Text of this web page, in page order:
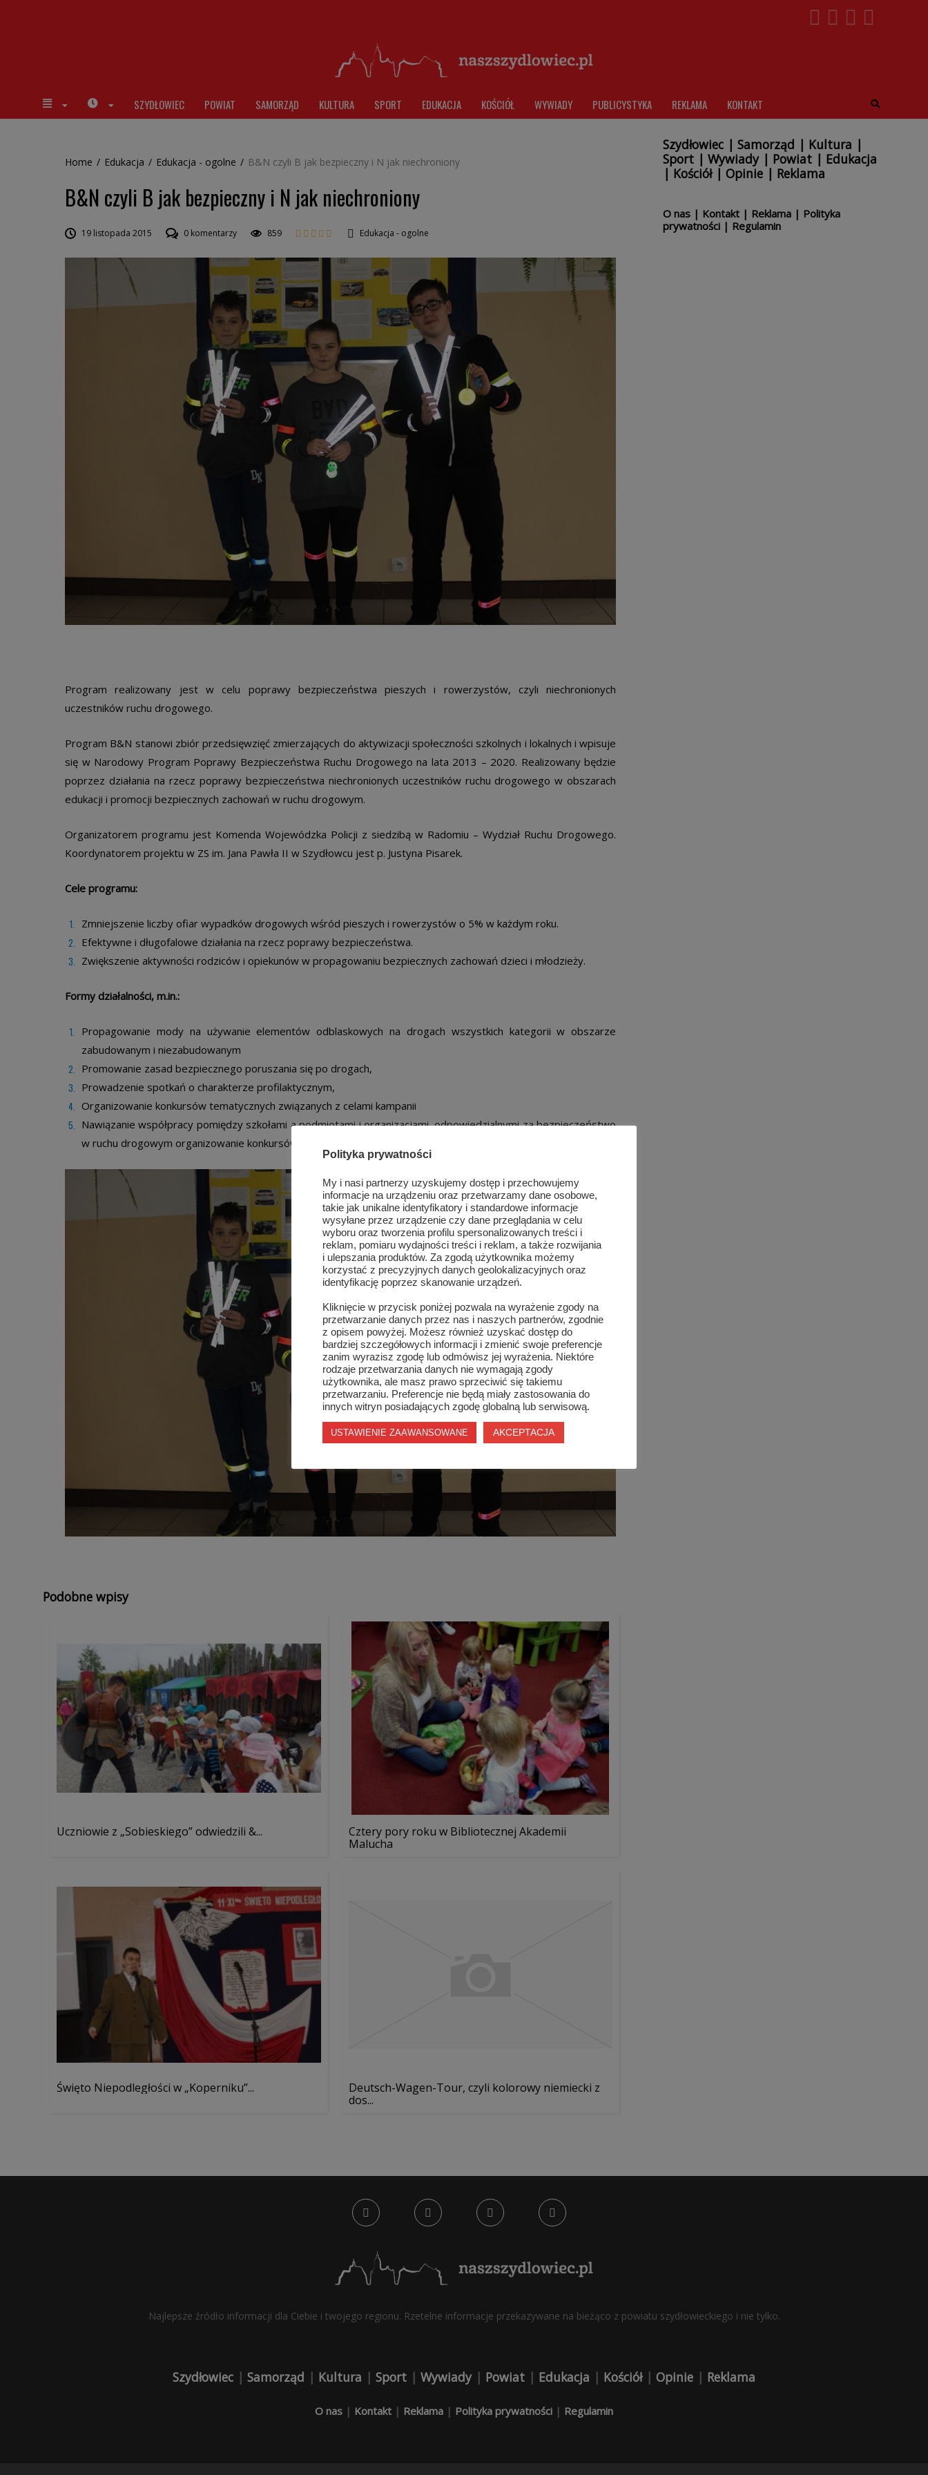
SZYDŁOWIEC POWIAT SAMORZĄD KULTURA SPORT EDUKACJA KOŚCIÓŁ WYWIADY PUBLICYSTYKA REKLAMA KONTAKT
Home / Edukacja / Edukacja - ogolne / B&N czyli B jak bezpieczny i N jak niechroniony
B&N czyli B jak bezpieczny i N jak niechroniony
19 listopada 2015 0 komentarzy 859 Edukacja - ogolne
Program realizowany jest w celu poprawy bezpieczeństwa pieszych i rowerzystów, czyli niechronionych
uczestników ruchu drogowego.
Program B&N stanowi zbiór przedsięwzięć zmierzających do aktywizacji społeczności szkolnych i lokalnych i wpisuje
się w Narodowy Program Poprawy Bezpieczeństwa Ruchu Drogowego na lata 2013 – 2020. Realizowany będzie
poprzez działania na rzecz poprawy bezpieczeństwa niechronionych uczestników ruchu drogowego w obszarach
edukacji i promocji bezpiecznych zachowań w ruchu drogowym.
Organizatorem programu jest Komenda Wojewódzka Policji z siedzibą w Radomiu – Wydział Ruchu Drogowego.
Koordynatorem projektu w ZS im. Jana Pawła II w Szydłowcu jest p. Justyna Pisarek.
Cele programu:
Zmniejszenie liczby ofiar wypadków drogowych wśród pieszych i rowerzystów o 5% w każdym roku.
Efektywne i długofalowe działania na rzecz poprawy bezpieczeństwa.
Zwiększenie aktywności rodziców i opiekunów w propagowaniu bezpiecznych zachowań dzieci i młodzieży.
Formy działalności, m.in.:
Propagowanie mody na używanie elementów odblaskowych na drogach wszystkich kategorii w obszarze
zabudowanym i niezabudowanym
Promowanie zasad bezpiecznego poruszania się po drogach,
Prowadzenie spotkań o charakterze profilaktycznym,
Organizowanie konkursów tematycznych związanych z celami kampanii
Nawiązanie współpracy pomiędzy szkołami a podmiotami i organizacjami, odpowiedzialnymi za bezpieczeństwo
w ruchu drogowym organizowanie konkursów tematycznych związanych z celami kampanii.
Podobne wpisy
Uczniowie z „Sobieskiego” odwiedzili &...
Cztery pory roku w Bibliotecznej Akademii
Malucha
Święto Niepodległości w „Koperniku”...
Deutsch-Wagen-Tour, czyli kolorowy niemiecki z
dos...
Szydłowiec| Samorząd | Kultura |
Sport| Wywiady| Powiat| Edukacja
| Kościół| Opinie| Reklama
O nas| Kontakt| Reklama| Polityka
prywatności| Regulamin
Najlepsze źródło informacji dla Ciebie i twojego regionu. Rzetelne informacje przekazywane na bieżąco z powiatu szydłowieckiego i nie tylko.
Szydłowiec | Samorząd | Kultura | Sport | Wywiady| Powiat | Edukacja | Kościół| Opinie | Reklama
O nas | Kontakt | Reklama | Polityka prywatności | Regulamin
Polityka prywatności
My i nasi partnerzy uzyskujemy dostęp i przechowujemy
informacje na urządzeniu oraz przetwarzamy dane osobowe,
takie jak unikalne identyfikatory i standardowe informacje
wysyłane przez urządzenie czy dane przeglądania w celu
wyboru oraz tworzenia profilu spersonalizowanych treści i
reklam, pomiaru wydajności treści i reklam, a także rozwijania
i ulepszania produktów. Za zgodą użytkownika możemy
korzystać z precyzyjnych danych geolokalizacyjnych oraz
identyfikację poprzez skanowanie urządzeń.
Kliknięcie w przycisk poniżej pozwala na wyrażenie zgody na
przetwarzanie danych przez nas i naszych partnerów, zgodnie
z opisem powyżej. Możesz również uzyskać dostęp do
bardziej szczegółowych informacji i zmienić swoje preferencje
zanim wyrazisz zgodę lub odmówisz jej wyrażenia. Niektóre
rodzaje przetwarzania danych nie wymagają zgody
użytkownika, ale masz prawo sprzeciwić się takiemu
przetwarzaniu. Preferencje nie będą miały zastosowania do
innych witryn posiadających zgodę globalną lub serwisową.
USTAWIENIE ZAAWANSOWANE AKCEPTACJA